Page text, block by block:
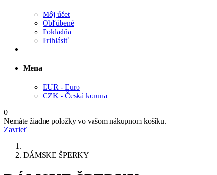
Môj účet
Obľúbené
Pokladňa
Prihlásiť
Mena
EUR - Euro
CZK - Česká koruna
0
Nemáte žiadne položky vo vašom nákupnom košíku.
Zavrieť
DÁMSKE ŠPERKY